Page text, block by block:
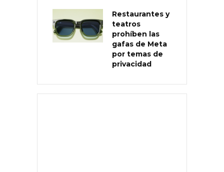
Restaurantes y
teatros
prohíben las
gafas de Meta
por temas de
privacidad